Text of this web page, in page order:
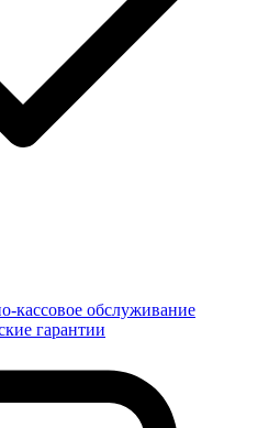
кассовое обслуживание
гарантии